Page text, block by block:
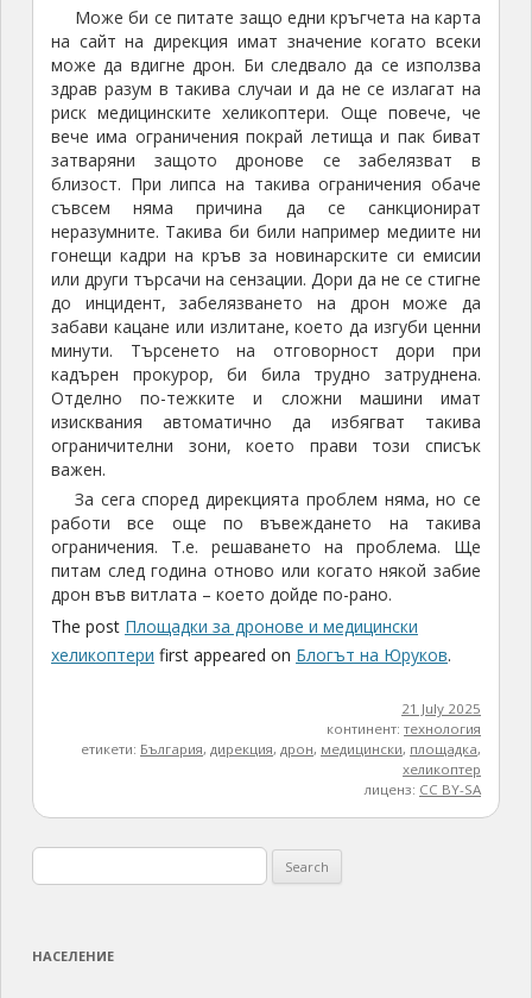
Може би се питате защо едни кръгчета на карта
на сайт на дирекция имат значение когато всеки
може да вдигне дрон. Би следвало да се използва
здрав разум в такива случаи и да не се излагат на
риск медицинските хеликоптери. Още повече, че
вече има ограничения покрай летища и пак биват
затваряни защото дронове се забелязват в
близост. При липса на такива ограничения обаче
съвсем няма причина да се санкционират
неразумните. Такива би били например медиите ни
гонещи кадри на кръв за новинарските си емисии
или други търсачи на сензации. Дори да не се стигне
до инцидент, забелязването на дрон може да
забави кацане или излитане, което да изгуби ценни
минути. Търсенето на отговорност дори при
кадърен прокурор, би била трудно затруднена.
Отделно по-тежките и сложни машини имат
изисквания автоматично да избягват такива
ограничителни зони, което прави този списък
важен.
За сега според дирекцията проблем няма, но се
работи все още по въвеждането на такива
ограничения. Т.е. решаването на проблема. Ще
питам след година отново или когато някой забие
дрон във витлата – което дойде по-рано.
The post Площадки за дронове и медицински
хеликоптери first appeared on Блогът на Юруков.
21 July 2025
континент:технология
етикети: България, дирекция, дрон, медицински, площадка,
хеликоптер
лиценз: CC BY-SA
for:
НАСЕЛЕНИЕ